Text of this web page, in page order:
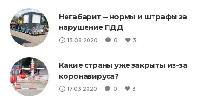
Негабарит — нормы и штрафы за
нарушение ПДД
13.08.2020 0 3
Какие страны уже закрыты из-за
коронавируса?
17.03.2020 0 3